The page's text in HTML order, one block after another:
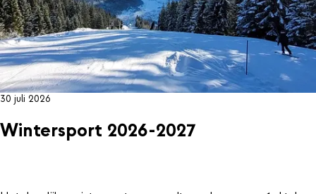
30 juli 2026
Wintersport 2026-2027